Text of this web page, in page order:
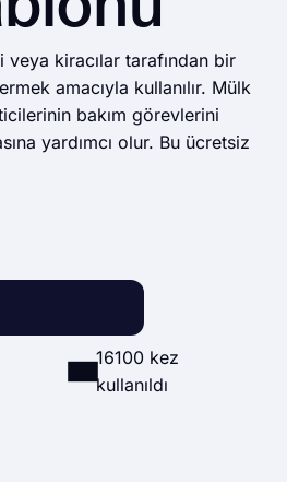
kiracılar tarafından bir
amacıyla kullanılır. Mülk
bakım görevlerini
yardımcı olur. Bu ücretsiz
16100 kez
kullanıldı